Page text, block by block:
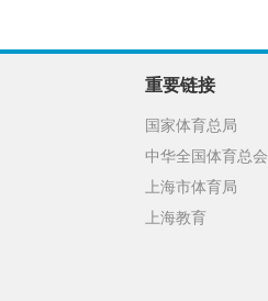
重要链接
国家体育总局
中华全国体育总会
上海市体育局
上海教育